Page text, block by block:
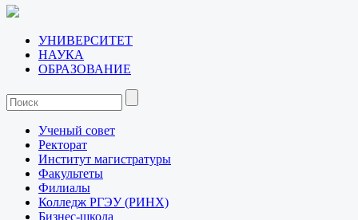
УНИВЕРСИТЕТ
НАУКА
ОБРАЗОВАНИЕ
Ученый совет
Ректорат
Институт магистратуры
Факультеты
Филиалы
Колледж РГЭУ (РИНХ)
Бизнес-школа